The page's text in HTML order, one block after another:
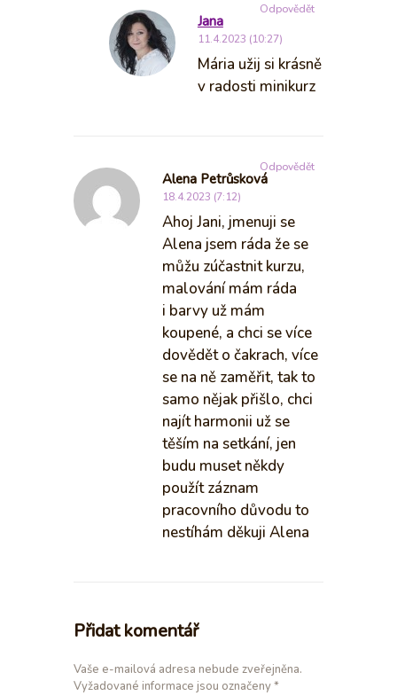
Jana
11.4.2023 (10:27)
Mária užij si krásně
v radosti minikurz
Odpovědět
Alena Petrůsková
18.4.2023 (7:12)
Ahoj Jani, jmenuji se
Alena jsem ráda že se
můžu zúčastnit kurzu,
malování mám ráda
i barvy už mám
koupené, a chci se více
dovědět o čakrach, více
se na ně zaměřit, tak to
samo nějak přišlo, chci
najít harmonii už se
těším na setkání, jen
budu muset někdy
použít záznam
pracovního důvodu to
nestíhám děkuji Alena
Odpovědět
Přidat komentář
Vaše e-mailová adresa nebude zveřejněna.
Vyžadované informace jsou označeny*